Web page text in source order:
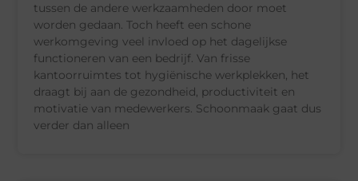
tussen de andere werkzaamheden door moet
worden gedaan. Toch heeft een schone
werkomgeving veel invloed op het dagelijkse
functioneren van een bedrijf. Van frisse
kantoorruimtes tot hygiënische werkplekken, het
draagt bij aan de gezondheid, productiviteit en
motivatie van medewerkers. Schoonmaak gaat dus
verder dan alleen